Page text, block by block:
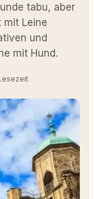
tabu, aber
mit Leine
und
mit Hund.